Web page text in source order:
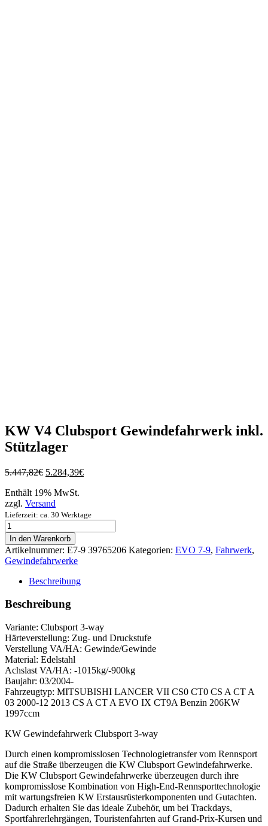
KW V4 Clubsport Gewindefahrwerk inkl.
Stützlager
5.447,82€ Ursprünglicher
war:
5.447,82€
5.284,39€Aktueller
Enthält 19% MwSt.
zzgl. Versand
Lieferzeit: ca. 30 Werktage
KW
V4
Clubsport
Gewindefahrwerk
inkl.
Stützlager
Menge
In den Warenkorb
Artikelnummer: E7-9 39765206 Kategorien: EVO 7-9, Fahrwerk,
Gewindefahrwerke
Beschreibung
Beschreibung
Variante: Clubsport 3-way
Härteverstellung: Zug- und Druckstufe
Verstellung VA/HA: Gewinde/Gewinde
Material: Edelstahl
Achslast VA/HA: -1015kg/-900kg
Baujahr: 03/2004-
Fahrzeugtyp: MITSUBISHI LANCER VII CS0 CT0 CS A CT A
03 2000-12 2013 CS A CT A EVO IX CT9A Benzin 206KW
1997ccm
KW Gewindefahrwerk Clubsport 3-way
Durch einen kompromisslosen Technologietransfer vom Rennsport
auf die Straße überzeugen die KW Clubsport Gewindefahrwerke.
Die KW Clubsport Gewindefahrwerke überzeugen durch ihre
kompromisslose Kombination von High-End-Rennsporttechnologie
mit wartungsfreien KW Erstausrüsterkomponenten und Gutachten.
Dadurch erhalten Sie das ideale Zubehör, um bei Trackdays,
Sportfahrerlehrgängen, Touristenfahrten auf Grand-Prix-Kursen und